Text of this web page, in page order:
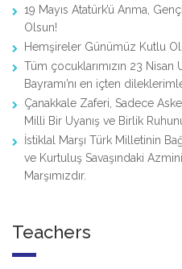
19 Mayıs Atatürk’ü Anma,
Olsun!
Hemşireler Günümüz Kutlu
Tüm çocuklarımızın 23
Bayramı’nı en içten
Çanakkale Zaferi, Sadece
Milli Bir Uyanış ve Birlik
İstiklal Marşı Türk Milletinin
ve Kurtuluş Savaşındaki
Marşımızdır.
Teachers